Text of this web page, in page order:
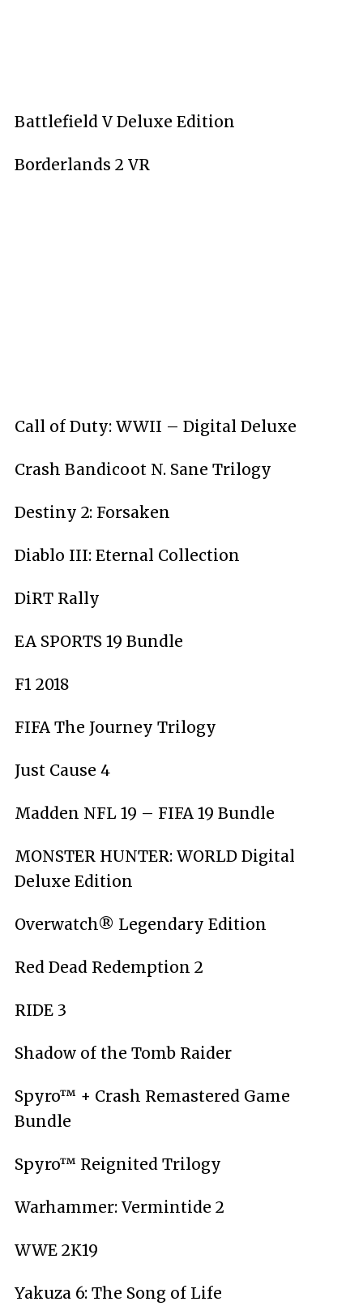
Battlefield V Deluxe Edition
Borderlands 2 VR
Call of Duty: WWII – Digital Deluxe
Crash Bandicoot N. Sane Trilogy
Destiny 2: Forsaken
Diablo III: Eternal Collection
DiRT Rally
EA SPORTS 19 Bundle
F1 2018
FIFA The Journey Trilogy
Just Cause 4
Madden NFL 19 – FIFA 19 Bundle
MONSTER HUNTER: WORLD Digital
Deluxe Edition
Overwatch® Legendary Edition
Red Dead Redemption 2
RIDE 3
Shadow of the Tomb Raider
Spyro™ + Crash Remastered Game
Bundle
Spyro™ Reignited Trilogy
Warhammer: Vermintide 2
WWE 2K19
Yakuza 6: The Song of Life